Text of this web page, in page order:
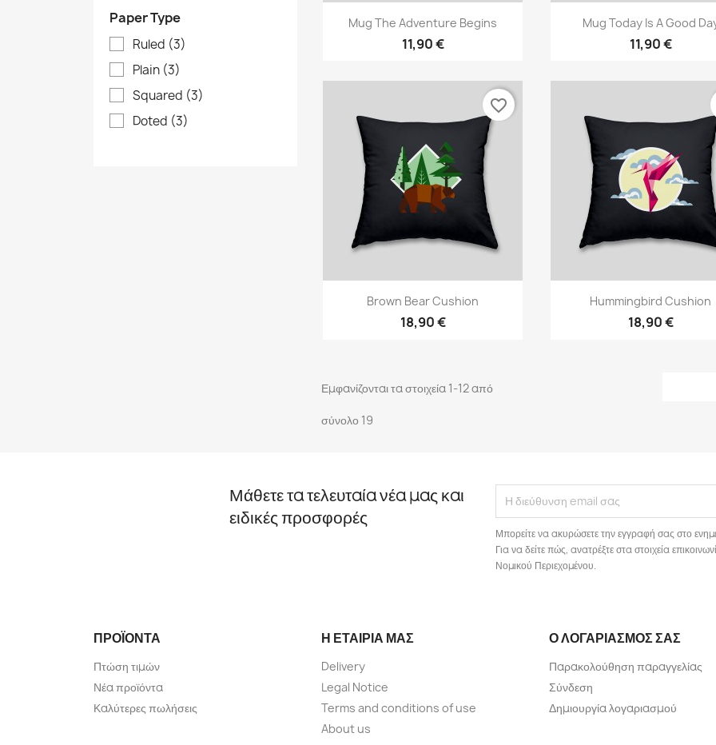
Paper Type
Ruled (3)
Plain (3)
Squared (3)
Doted (3)
Γρήγορη προβολή
Mug The Adventure Begins
11,90 €
Γρήγορη προβολή
Mug Today Is A Good
11,90 €
Γρήγορη προβολή
Brown Bear Cushion
18,90 €
favorite_border
Γρήγορη προβολή
Hummingbird Cushion
18,90 €
Εμφανίζονται τα στοιχεία 1-12 από
σύνολο 19
Μάθετε τα τελευταία νέα μας και
ειδικές προσφορές
Μπορείτε να ακυρώσετε την εγγραφή σας στο
Για να δείτε πώς, ανατρέξτε στα στοιχεία
Νομικού Περιεχομένου.
ΠΡΟΪΌΝΤΑ
Πτώση τιμών
Νέα προϊόντα
Καλύτερες πωλήσεις
Η ΕΤΑΙΡΊΑ ΜΑΣ
Delivery
Legal Notice
Terms and conditions of use
About us
Ο ΛΟΓΑΡΙΑΣΜΌΣ ΣΑΣ
Παρακολούθηση παραγγελίας
Σύνδεση
Δημιουργία λογαριασμού